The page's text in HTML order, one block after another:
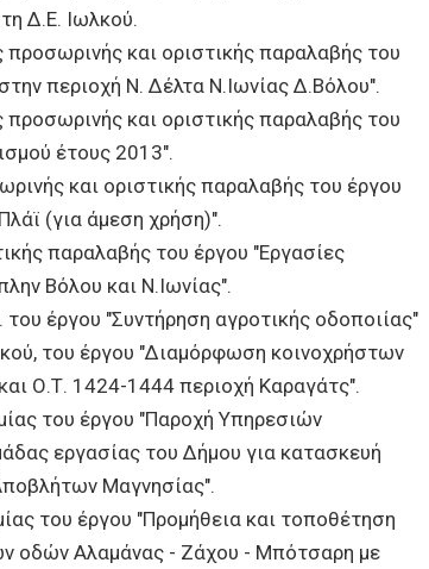
Δ.Ε. Ιωλκού.
και οριστικής παραλαβής του
περιοχή Ν. Δέλτα Ν.Ιωνίας Δ.Βόλου".
και οριστικής παραλαβής του
έτους 2013".
και οριστικής παραλαβής του έργου
(για άμεση χρήση)".
παραλαβής του έργου "Εργασίες
Βόλου και Ν.Ιωνίας".
έργου "Συντήρηση αγροτικής οδοποιίας"
του έργου "Διαμόρφωση κοινοχρήστων
Ο.Τ. 1424-1444 περιοχή Καραγάτς".
του έργου "Παροχή Υπηρεσιών
εργασίας του Δήμου για κατασκευή
Μαγνησίας".
του έργου "Προμήθεια και τοποθέτηση
οδών Αλαμάνας - Ζάχου - Μπότσαρη με